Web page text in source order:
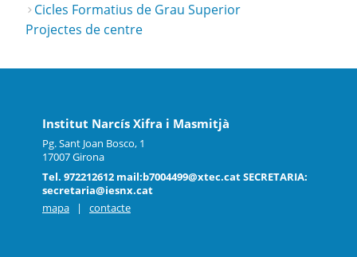
Cicles Formatius de Grau Superior
Projectes de centre
Institut Narcís Xifra i Masmitjà
Pg. Sant Joan Bosco, 1
17007 Girona
Tel. 972212612 mail:b7004499@xtec.cat SECRETARIA:
secretaria@iesnx.cat
mapa
| contacte